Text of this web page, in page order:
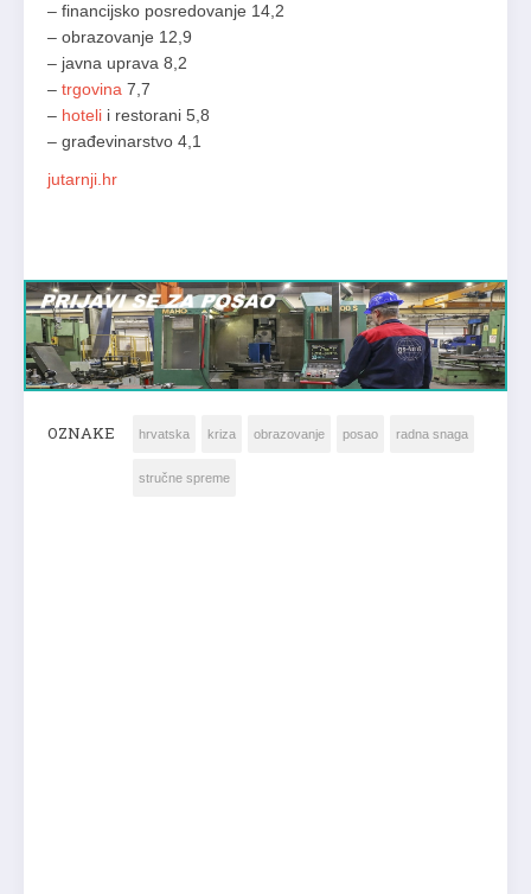
– financijsko posredovanje 14,2
– obrazovanje 12,9
– javna uprava 8,2
– trgovina 7,7
– hoteli i restorani 5,8
– građevinarstvo 4,1
jutarnji.hr
OZNAKE hrvatska kriza obrazovanje posao radna snaga
stručne spreme